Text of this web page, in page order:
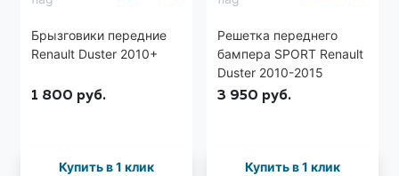
Брызговики передние
Renault Duster 2010+
1 800 руб.
Купить в 1 клик
Решетка переднего
бампера SPORT Renault
Duster 2010-2015
3 950 руб.
Купить в 1 клик